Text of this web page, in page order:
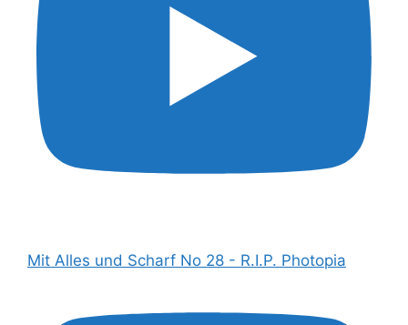
Mit Alles und Scharf No 28 - R.I.P. Photopia